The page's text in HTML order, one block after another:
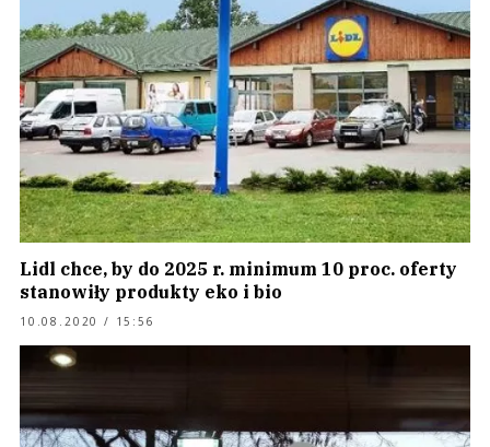
Lidl chce, by do 2025 r. minimum 10 proc. oferty
stanowiły produkty eko i bio
10.08.2020 / 15:56